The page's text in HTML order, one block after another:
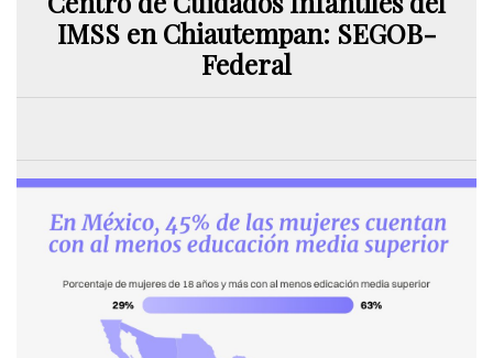
IMSS en Chiautempan: SEGOB-
Federal